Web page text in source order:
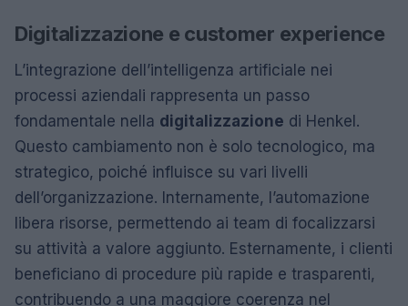
Digitalizzazione e customer experience
L’integrazione dell’intelligenza artificiale nei
processi aziendali rappresenta un passo
fondamentale nella digitalizzazione di Henkel.
Questo cambiamento non è solo tecnologico, ma
strategico, poiché influisce su vari livelli
dell’organizzazione. Internamente, l’automazione
libera risorse, permettendo ai team di focalizzarsi
su attività a valore aggiunto. Esternamente, i clienti
beneficiano di procedure più rapide e trasparenti,
contribuendo a una maggiore coerenza nel